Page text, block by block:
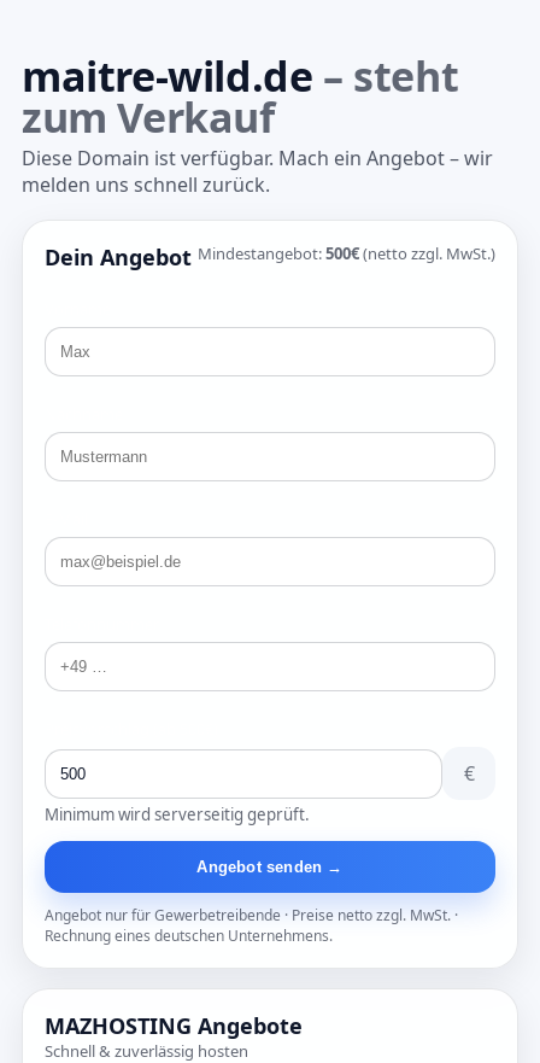
maitre-wild.de – steht
zum Verkauf
Diese Domain ist verfügbar. Mach ein Angebot – wir
melden uns schnell zurück.
Dein Angebot Mindestangebot:500€(netto zzgl. MwSt.)
€
Minimum wird serverseitig geprüft.
Angebot senden →
Angebot nur für Gewerbetreibende · Preise netto zzgl. MwSt. ·
Rechnung eines deutschen Unternehmens.
MAZHOSTING Angebote
Schnell & zuverlässig hosten